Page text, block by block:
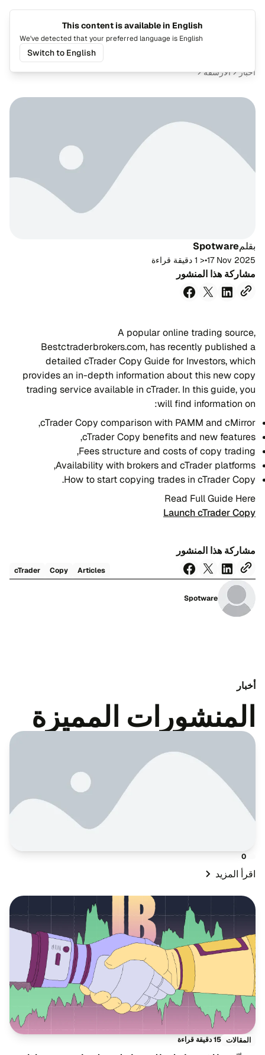
أخبار الأرشفة
بقلمSpotware
17 Nov 2025
•< 1 دقيقة قراءة
مشاركة هذا المنشور
A popular online trading source,
Bestctraderbrokers.com, has recently published a
detailed cTrader Copy Guide for Investors, which
provides an in-depth information about this new copy
trading service available in cTrader. In this guide, you
will find information on:
cTrader Copy comparison with PAMM and cMirror,
cTrader Copy benefits and new features,
Fees structure and costs of copy trading,
Availability with brokers and cTrader platforms,
How to start copying trades in cTrader Copy.
Read Full Guide Here
Launch cTrader Copy
مشاركة هذا المنشور
Articles
Copy
cTrader
Spotware
أخبار
المنشورات المميزة
0
اقرأ المزيد
المقالات 15 دقيقة قراءة
This content is available in English
We've detected that your preferred language is English
Switch to English